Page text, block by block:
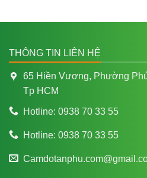
THÔNG TIN LIÊN HỆ
65 Hiền Vương, Phường
Tp HCM
Hotline: 0938 70 33 55
Hotline: 0938 70 33 55